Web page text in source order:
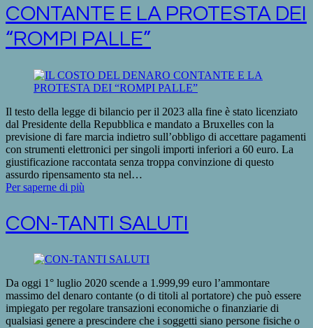
CONTANTE E LA PROTESTA DEI
“ROMPI PALLE”
Il testo della legge di bilancio per il 2023 alla fine è stato licenziato
dal Presidente della Repubblica e mandato a Bruxelles con la
previsione di fare marcia indietro sull’obbligo di accettare pagamenti
con strumenti elettronici per singoli importi inferiori a 60 euro. La
giustificazione raccontata senza troppa convinzione di questo
assurdo ripensamento sta nel…
Per saperne di più
CON-TANTI SALUTI
Da oggi 1° luglio 2020 scende a 1.999,99 euro l’ammontare
massimo del denaro contante (o di titoli al portatore) che può essere
impiegato per regolare transazioni economiche o finanziarie di
qualsiasi genere a prescindere che i soggetti siano persone fisiche o